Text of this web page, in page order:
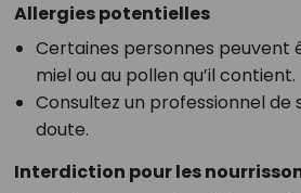
Allergies potentielles
Certaines personnes peuvent
miel ou au pollen qu’il contient.
Consultez un professionnel de
doute.
Interdiction pour les